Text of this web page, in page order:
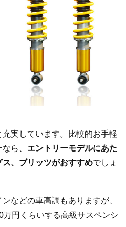
実しています。比較的お手軽
ら、 エントリーモデルにあた
、ブリッツがおすすめでしょ
などの車高調もありますが、
万円くらいする高級サスペンシ